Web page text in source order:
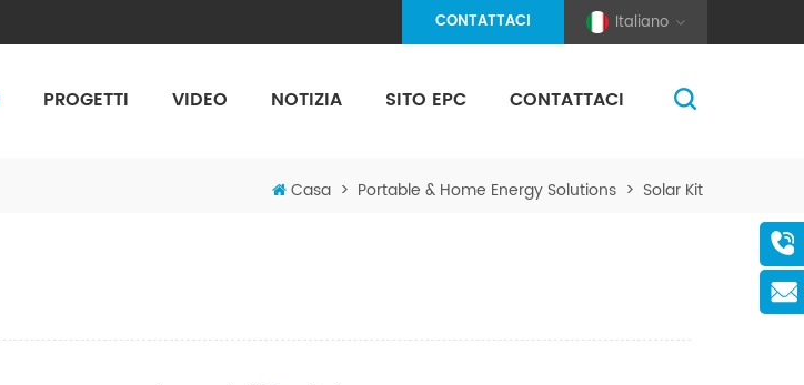
Italiano
CONTATTACI
PROGETTI VIDEO NOTIZIA SITO EPC CONTATTACI
Casa > Portable & Home Energy Solutions > Solar Kit